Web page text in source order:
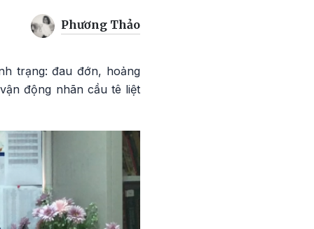
Phương Thảo
trạng: đau đớn, hoảng
động nhãn cầu tê liệt